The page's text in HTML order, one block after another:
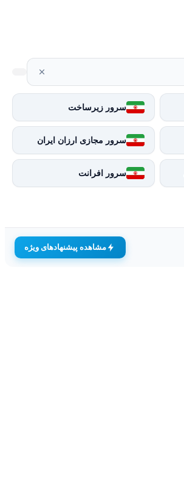
سرور زیرساخت
سرور مجازی ارزان ایران
سرور افرانت
مشاهده پیشنهادهای ویژه